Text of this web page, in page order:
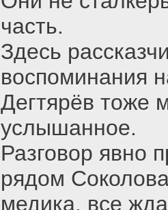
часть.
Здесь
воспоминания
Дегтярёв тоже
услышанное.
Разговор явно
рядом
медика, все